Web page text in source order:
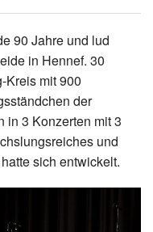
90 Jahre und lud
in Hennef. 30
Kreis mit 900
der
in 3 Konzerten mit 3
und
sich entwickelt.